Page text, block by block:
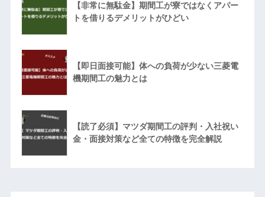
【非常に無駄金】期間工が寮ではなくアパー
トを借りるデメリットがひどい
【即日面接可能】体への負荷が少ない三菱電
機期間工の魅力とは
【読了必須】マツダ期間工の評判・入社祝い
金・面接対策など全ての特徴を完全解説